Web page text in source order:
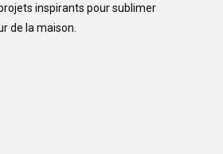
inspirants pour sublimer
de la maison.